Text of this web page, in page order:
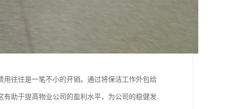
往往是一笔不小的开销。通过将保洁工作外包给
助于提高物业公司的盈利水平，为公司的稳健发